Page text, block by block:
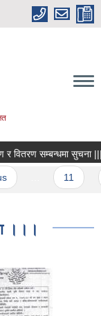
वितरण सम्बन्धमा सुचना |||
।।।